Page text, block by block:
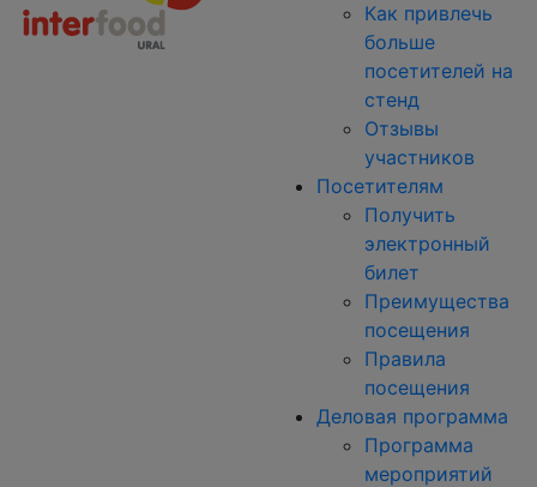
Как привлечь
больше
посетителей на
стенд
Отзывы
участников
Посетителям
Получить
электронный
билет
Преимущества
посещения
Правила
посещения
Деловая программа
Программа
мероприятий